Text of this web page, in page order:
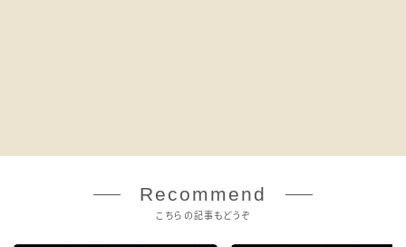
Recommend
こちらの記事もどうぞ